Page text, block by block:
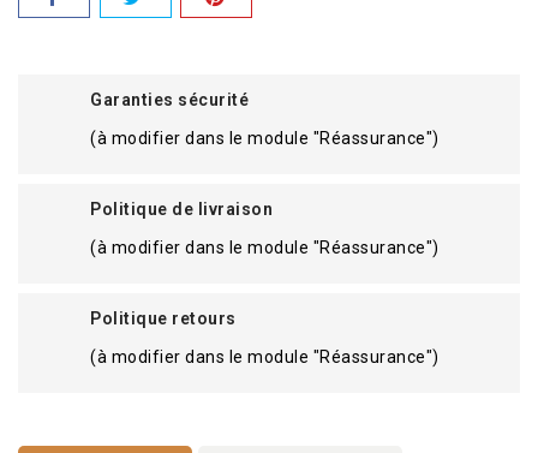
Garanties sécurité
(à modifier dans le module "Réassurance")
Politique de livraison
(à modifier dans le module "Réassurance")
Politique retours
(à modifier dans le module "Réassurance")